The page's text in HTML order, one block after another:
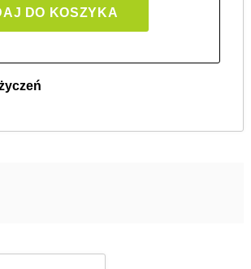
DO KOSZYKA